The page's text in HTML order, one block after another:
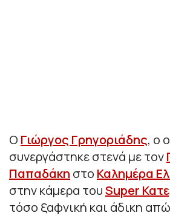
Ο Γιώργος Γρηγοριάδης, ο
συνεργάστηκε στενά με τον
Παπαδάκη στο Καλημέρα
στην κάμερα τουSuper
τόσο ξαφνική και άδικη